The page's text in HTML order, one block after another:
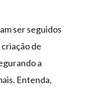
ser seguidos
de
a
Entenda,